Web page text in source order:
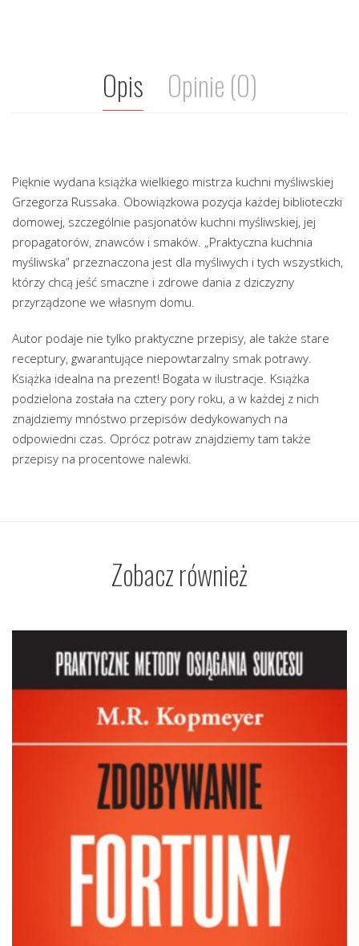
Opis Opinie (0)
Pięknie wydana książka wielkiego mistrza kuchni myśliwskiej
Grzegorza Russaka. Obowiązkowa pozycja każdej biblioteczki
domowej, szczególnie pasjonatów kuchni myśliwskiej, jej
propagatorów, znawców i smaków. „Praktyczna kuchnia
myśliwska” przeznaczona jest dla myśliwych i tych wszystkich,
którzy chcą jeść smaczne i zdrowe dania z dziczyzny
przyrządzone we własnym domu.
Autor podaje nie tylko praktyczne przepisy, ale także stare
receptury, gwarantujące niepowtarzalny smak potrawy.
Książka idealna na prezent! Bogata w ilustracje. Książka
podzielona została na cztery pory roku, a w każdej z nich
znajdziemy mnóstwo przepisów dedykowanych na
odpowiedni czas. Oprócz potraw znajdziemy tam także
przepisy na procentowe nalewki.
Zobacz również